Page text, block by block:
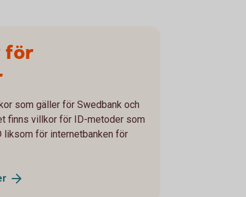
för
som gäller för Swedbank och
finns villkor för ID-metoder som
liksom för internetbanken för